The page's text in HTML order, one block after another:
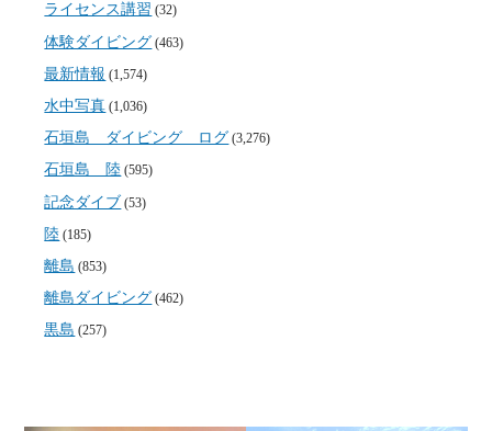
ライセンス講習 (32)
体験ダイビング (463)
最新情報 (1,574)
水中写真 (1,036)
石垣島 ダイビング ログ (3,276)
石垣島 陸 (595)
記念ダイブ (53)
陸 (185)
離島 (853)
離島ダイビング (462)
黒島 (257)